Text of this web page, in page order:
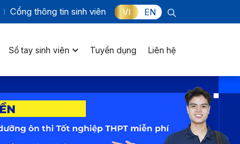
Cổng thông tin sinh viên VI EN
Sổ tay sinh viên Tuyển dụng Liên hệ